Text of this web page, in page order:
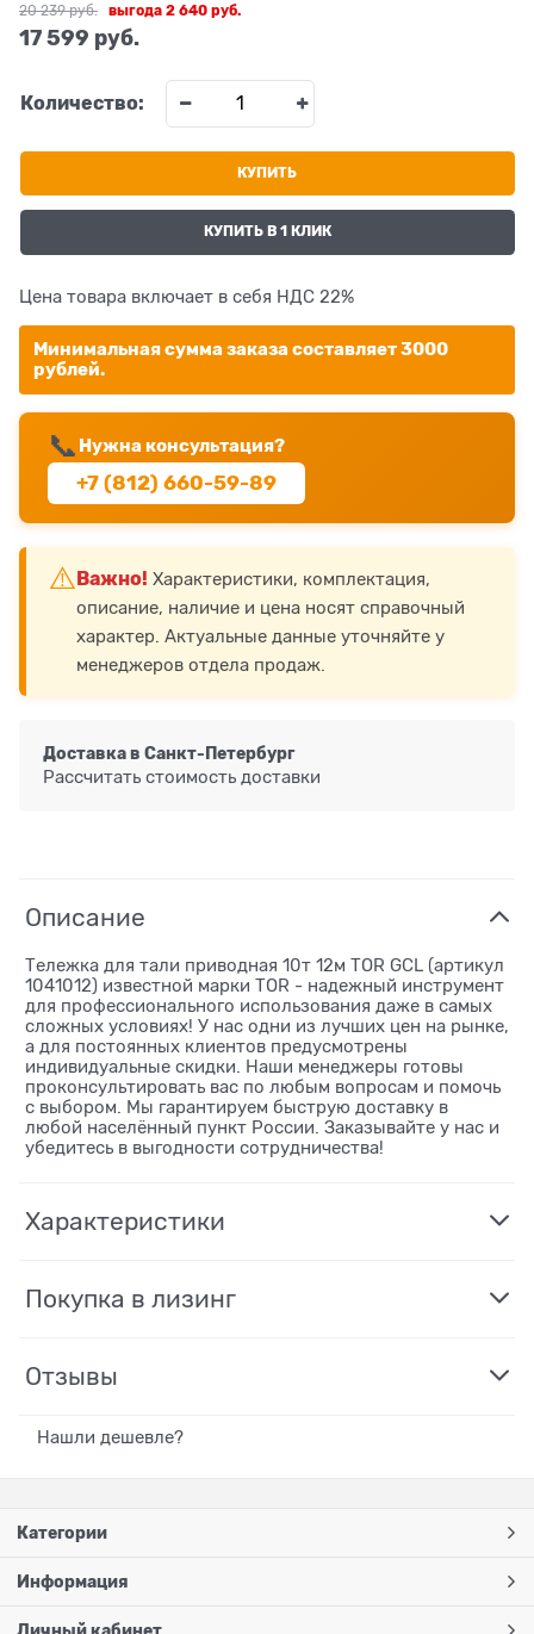
20 239 руб.
17 599 руб.
выгода2 640 руб.
Количество:
КУПИТЬ
КУПИТЬ В 1 КЛИК
Цена товара включает в себя НДС 22%
Минимальная сумма заказа составляет 3000
рублей.
📞 Нужна консультация?
+7 (812) 660-59-89
⚠️Важно! Характеристики, комплектация,
описание, наличие и цена носят справочный
характер. Актуальные данные уточняйте у
менеджеров отдела продаж.
Доставка в Санкт-Петербург
Рассчитать стоимость доставки
Описание
Тележка для тали приводная 10т 12м TOR GCL (артикул
1041012) известной марки TOR - надежный инструмент
для профессионального использования даже в самых
сложных условиях! У нас одни из лучших цен на рынке,
а для постоянных клиентов предусмотрены
индивидуальные скидки. Наши менеджеры готовы
проконсультировать вас по любым вопросам и помочь
с выбором. Мы гарантируем быструю доставку в
любой населённый пункт России. Заказывайте у нас и
убедитесь в выгодности сотрудничества!
Характеристики
Покупка в лизинг
Отзывы
Нашли дешевле?
Категории
Информация